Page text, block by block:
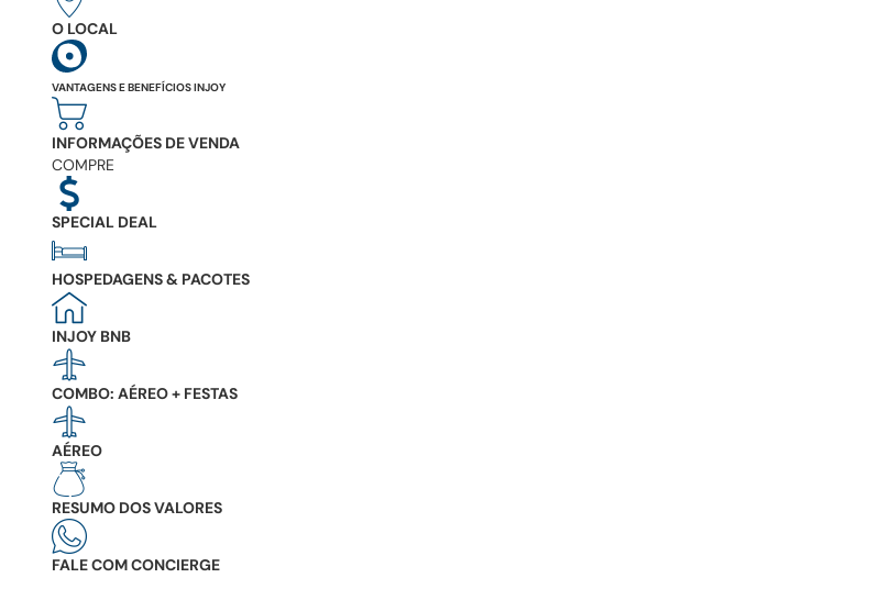
O LOCAL
VANTAGENS E BENEFÍCIOS INJOY
INFORMAÇÕES DE VENDA
COMPRE
SPECIAL DEAL
HOSPEDAGENS & PACOTES
INJOY BNB
COMBO: AÉREO + FESTAS
AÉREO
RESUMO DOS VALORES
FALE COM CONCIERGE